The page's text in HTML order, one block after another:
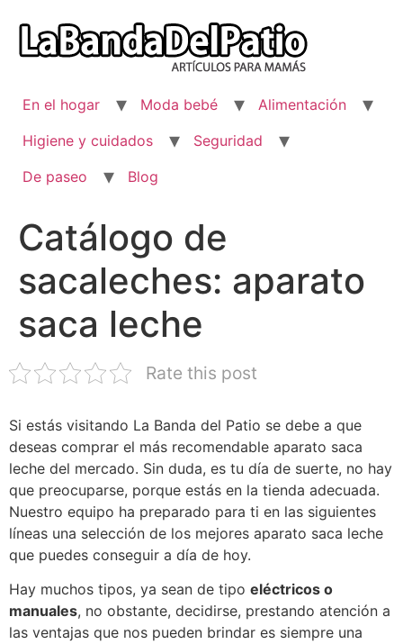
contenido
En el hogar Moda bebé
Alimentación
Higiene y cuidados
Seguridad
De paseo
Blog
Catálogo de
sacaleches: aparato
saca leche
Rate this post
Si estás visitando La Banda del Patio se debe a que
deseas comprar el más recomendable aparato saca
leche del mercado. Sin duda, es tu día de suerte, no hay
que preocuparse, porque estás en la tienda adecuada.
Nuestro equipo ha preparado para ti en las siguientes
líneas una selección de los mejores aparato saca leche
que puedes conseguir a día de hoy.
Hay muchos tipos, ya sean de tipo eléctricos o
manuales, no obstante, decidirse, prestando atención a
las ventajas que nos pueden brindar es siempre una